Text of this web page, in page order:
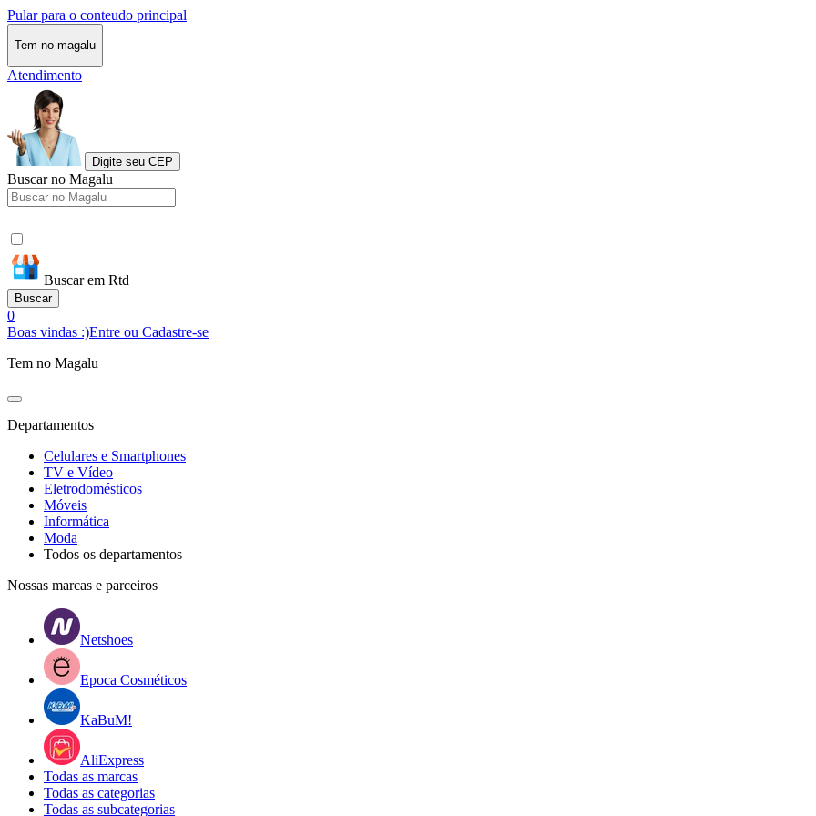
Pular para o conteudo principal
Tem no magalu
Atendimento
Digite seu CEP
Buscar no Magalu
Buscar em Rtd
Buscar
0
Boas vindas :)Entre ou Cadastre-se
Tem no Magalu
Departamentos
Celulares e Smartphones
TV e Vídeo
Eletrodomésticos
Móveis
Informática
Moda
Todos os departamentos
Nossas marcas e parceiros
Netshoes
Epoca Cosméticos
KaBuM!
AliExpress
Todas as marcas
Todas as categorias
Todas as subcategorias